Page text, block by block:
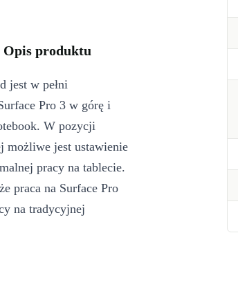
Opis produktu
jest w pełni
Pro 3 w górę i
W pozycji
możliwe jest ustawienie
pracy na tablecie.
praca na Surface Pro
na tradycyjnej